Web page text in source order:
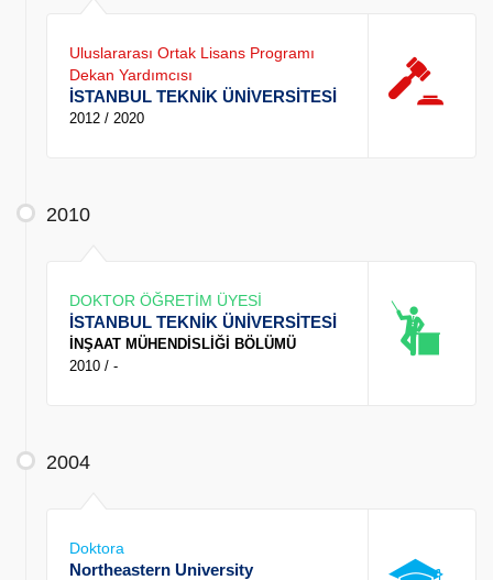
Uluslararası Ortak Lisans Programı
Dekan Yardımcısı
İSTANBUL TEKNİK ÜNİVERSİTESİ
2012 / 2020
2010
DOKTOR ÖĞRETİM ÜYESİ
İSTANBUL TEKNİK ÜNİVERSİTESİ
İNŞAAT MÜHENDİSLİĞİ BÖLÜMÜ
2010 / -
2004
Doktora
Northeastern University